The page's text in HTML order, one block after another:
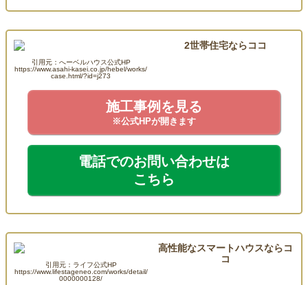
2世帯住宅ならココ
引用元：へーベルハウス公式HP
https://www.asahi-kasei.co.jp/hebel/works/
case.html/?id=j273
施工事例を見る
※公式HPが開きます
電話でのお問い合わせは
こちら
高性能なスマートハウスならコ
コ
引用元：ライフ公式HP
https://www.lifestageneo.com/works/detail/
0000000128/